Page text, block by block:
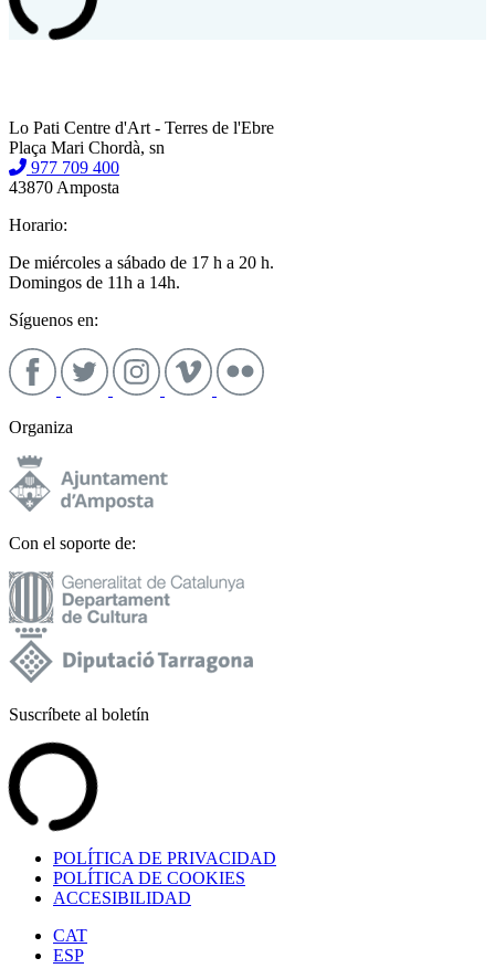
Lo Pati Centre d'Art - Terres de l'Ebre
Plaça Mari Chordà, sn
977 709 400
43870 Amposta
Horario:
De miércoles a sábado de 17 h a 20 h.
Domingos de 11h a 14h.
Síguenos en:
Organiza
Con el soporte de:
Suscríbete al boletín
POLÍTICA DE PRIVACIDAD
POLÍTICA DE COOKIES
ACCESIBILIDAD
CAT
ESP